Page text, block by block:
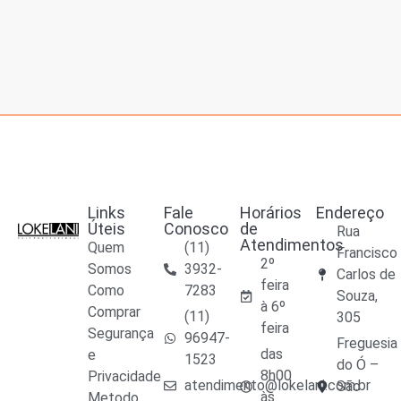
Links
Úteis
Quem
Somos
Como
Comprar
Segurança
e
Privacidade
Fale
Conosco
(11)
3932-
7283
(11)
96947-
1523
atendimento@lokelani.com.br
Horários
de
Atendimentos
2º
feira
à 6º
feira
das
8h00
às
Endereço
Rua
Francisco
Carlos de
Souza,
305
Freguesia
do Ó –
São